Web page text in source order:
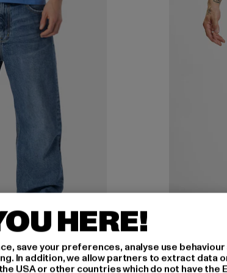
Swank
HERE!
save your preferences, analyse use
In addition, we allow partners to extract data
USA or other countries which do not have the